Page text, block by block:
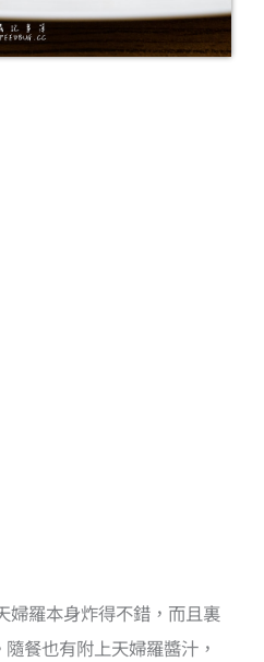
婦羅本身炸得不錯，而且裏
餐也有附上天婦羅醬汁，